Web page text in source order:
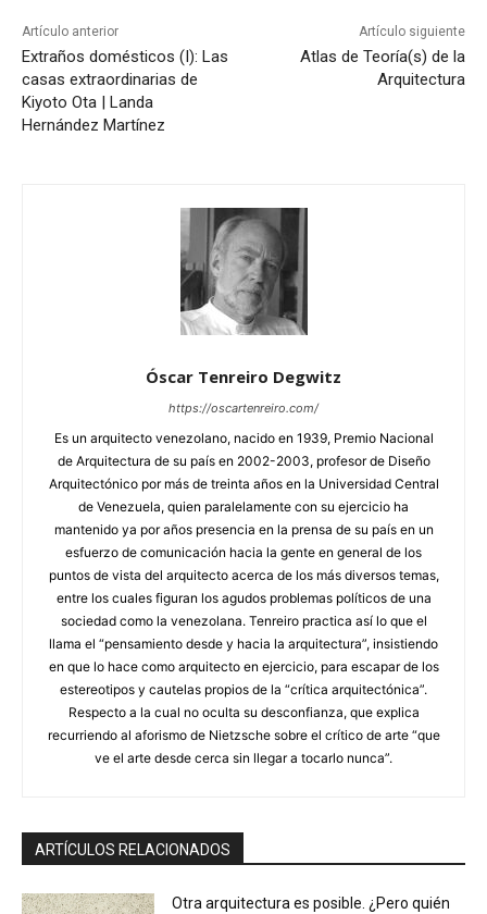
Artículo anterior
Extraños domésticos (I): Las
casas extraordinarias de
Kiyoto Ota | Landa
Hernández Martínez
Artículo siguiente
Atlas de Teoría(s) de la
Arquitectura
Óscar Tenreiro Degwitz
https://oscartenreiro.com/
Es un arquitecto venezolano, nacido en 1939, Premio Nacional
de Arquitectura de su país en 2002-2003, profesor de Diseño
Arquitectónico por más de treinta años en la Universidad Central
de Venezuela, quien paralelamente con su ejercicio ha
mantenido ya por años presencia en la prensa de su país en un
esfuerzo de comunicación hacia la gente en general de los
puntos de vista del arquitecto acerca de los más diversos temas,
entre los cuales figuran los agudos problemas políticos de una
sociedad como la venezolana. Tenreiro practica así lo que el
llama el “pensamiento desde y hacia la arquitectura”, insistiendo
en que lo hace como arquitecto en ejercicio, para escapar de los
estereotipos y cautelas propios de la “crítica arquitectónica”.
Respecto a la cual no oculta su desconfianza, que explica
recurriendo al aforismo de Nietzsche sobre el crítico de arte “que
ve el arte desde cerca sin llegar a tocarlo nunca”.
ARTÍCULOS RELACIONADOS
Otra arquitectura es posible. ¿Pero quién